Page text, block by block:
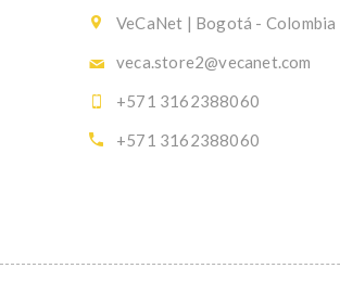
VeCaNet | Bogotá - Colombia
veca.store2@vecanet.com
+571 3162388060
+571 3162388060